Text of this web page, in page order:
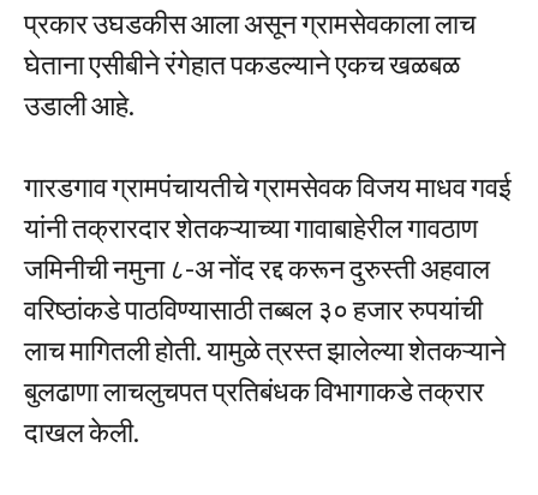
प्रकार उघडकीस आला असून ग्रामसेवकाला लाच
घेताना एसीबीने रंगेहात पकडल्याने एकच खळबळ
उडाली आहे.
गारडगाव ग्रामपंचायतीचे ग्रामसेवक विजय माधव गवई
यांनी तक्रारदार शेतकऱ्याच्या गावाबाहेरील गावठाण
जमिनीची नमुना ८-अ नोंद रद्द करून दुरुस्ती अहवाल
वरिष्ठांकडे पाठविण्यासाठी तब्बल ३० हजार रुपयांची
लाच मागितली होती. यामुळे त्रस्त झालेल्या शेतकऱ्याने
बुलढाणा लाचलुचपत प्रतिबंधक विभागाकडे तक्रार
दाखल केली.